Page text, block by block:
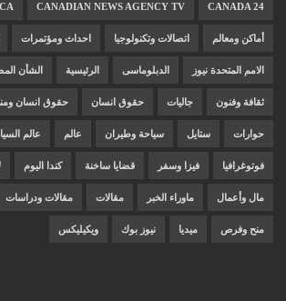
CANADA 24
CANADIAN NEWS AGENCY TV
أماكن ومعالم اتصالات وتكنولوجيا احداث ومؤتمرات
الامم المتحدة نيوز الدبلوماسى الرئيسية الشأن
ثقافة وفنون جاليات حقوق انسان حقوق انسان
حوارات ستايل سياحة وطيران عالم عالم
فوتوغرافيا فيزا وسفر قضايا ساخنة كندا اليوم
مال وأعمال ماوراء الخبر مقالات مقالات ودراسات
منح وفرص ميديا نيوز بوك ويكيليكس